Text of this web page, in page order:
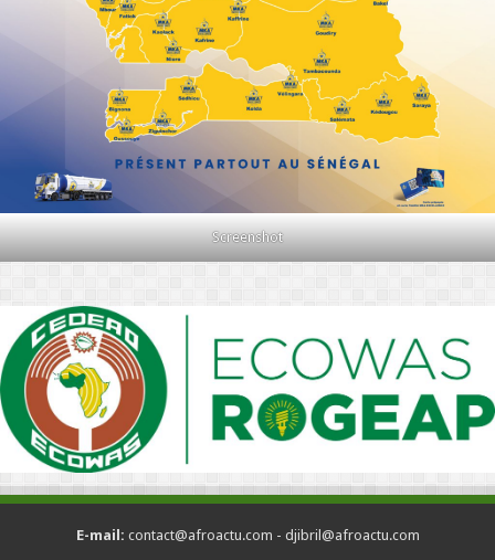
Screenshot
E-mail: contact@afroactu.com - djibril@afroactu.com